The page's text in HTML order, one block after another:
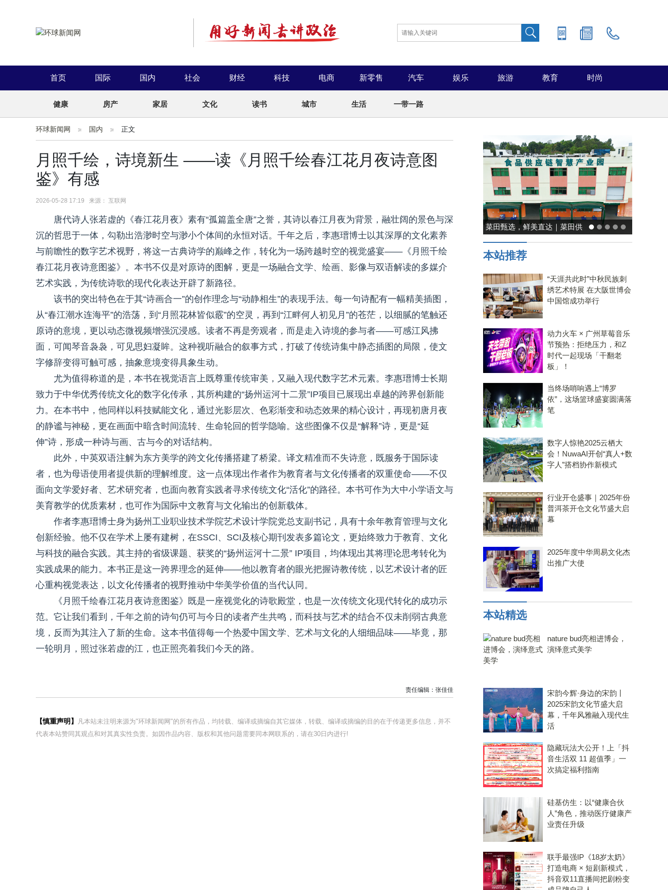
首页 国际 国内 社会 财经 科技 电商 新零售 汽车 娱乐 旅游 教育 时尚
健康 房产 家居 文化 读书 城市 生活 一带一路
环球新闻网 国内 正文
月照千绘，诗境新生 ——读《月照千绘春江花月夜诗意图
鉴》有感
2026-05-28 17:19 来源： 互联网
唐代诗人张若虚的《春江花月夜》素有“孤篇盖全唐”之誉，其诗以春江月夜为背景，融壮阔的景色与深
沉的哲思于一体，勾勒出浩渺时空与渺小个体间的永恒对话。千年之后，李惠瑨博士以其深厚的文化素养
与前瞻性的数字艺术视野，将这一古典诗学的巅峰之作，转化为一场跨越时空的视觉盛宴——《月照千绘
春江花月夜诗意图鉴》。本书不仅是对原诗的图解，更是一场融合文学、绘画、影像与双语解读的多媒介
艺术实践，为传统诗歌的现代化表达开辟了新路径。
该书的突出特色在于其“诗画合一”的创作理念与“动静相生”的表现手法。每一句诗配有一幅精美插图，
从“春江潮水连海平”的浩荡，到“月照花林皆似霰”的空灵，再到“江畔何人初见月”的苍茫，以细腻的笔触还
原诗的意境，更以动态微视频增强沉浸感。读者不再是旁观者，而是走入诗境的参与者——可感江风拂
面，可闻琴音袅袅，可见思妇凝眸。这种视听融合的叙事方式，打破了传统诗集中静态插图的局限，使文
字修辞变得可触可感，抽象意境变得具象生动。
尤为值得称道的是，本书在视觉语言上既尊重传统审美，又融入现代数字艺术元素。李惠瑨博士长期
致力于中华优秀传统文化的数字化传承，其所构建的“扬州运河十二景”IP项目已展现出卓越的跨界创新能
力。在本书中，他同样以科技赋能文化，通过光影层次、色彩渐变和动态效果的精心设计，再现初唐月夜
的静谧与神秘，更在画面中暗含时间流转、生命轮回的哲学隐喻。这些图像不仅是“解释”诗，更是“延
伸”诗，形成一种诗与画、古与今的对话结构。
此外，中英双语注解为东方美学的跨文化传播搭建了桥梁。译文精准而不失诗意，既服务于国际读
者，也为母语使用者提供新的理解维度。这一点体现出作者作为教育者与文化传播者的双重使命——不仅
面向文学爱好者、艺术研究者，也面向教育实践者寻求传统文化“活化”的路径。本书可作为大中小学语文与
美育教学的优质素材，也可作为国际中文教育与文化输出的创新载体。
作者李惠瑨博士身为扬州工业职业技术学院艺术设计学院党总支副书记，具有十余年教育管理与文化
创新经验。他不仅在学术上屡有建树，在SSCI、SCI及核心期刊发表多篇论文，更始终致力于教育、文化
与科技的融合实践。其主持的省级课题、获奖的“扬州运河十二景” IP项目，均体现出其将理论思考转化为
实践成果的能力。本书正是这一跨界理念的延伸——他以教育者的眼光把握诗教传统，以艺术设计者的匠
心重构视觉表达，以文化传播者的视野推动中华美学价值的当代认同。
《月照千绘春江花月夜诗意图鉴》既是一座视觉化的诗歌殿堂，也是一次传统文化现代转化的成功示
范。它让我们看到，千年之前的诗句仍可与今日的读者产生共鸣，而科技与艺术的结合不仅未削弱古典意
境，反而为其注入了新的生命。这本书值得每一个热爱中国文学、艺术与文化的人细细品味——毕竟，那
一轮明月，照过张若虚的江，也正照亮着我们今天的路。
责任编辑：张佳佳
【慎重声明】
凡本站未注明来源为"环球新闻网"的所有作品，均转载、编译或摘编自其它媒体，转载、编译或摘编的目的在于传递更多信息，并不
代表本站赞同其观点和对其真实性负责。如因作品内容、版权和其他问题需要同本网联系的，请在30日内进行!
菜田甄选，鲜美直达｜菜田供
应链，重塑净菜新鲜标准
本站推荐
“天涯共此时”中秋民族刺
绣艺术特展 在大阪世博会
中国馆成功举行
动力火车 × 广州草莓音乐
节预热：拒绝压力，和Z
时代一起现场「干翻老
板」！
当终场哨响遇上“博罗
依”，这场篮球盛宴圆满落
笔
数字人惊艳2025云栖大
会！NuwaAI开创“真人+数
字人”搭档协作新模式
行业开仓盛事｜2025年份
普洱茶开仓文化节盛大启
幕
2025年度中华周易文化杰
出推广大使
本站精选
nature bud亮相进博会，
演绎意式美学
宋韵今辉·身边的宋韵丨
2025宋韵文化节盛大启
幕，千年风雅融入现代生
活
隐藏玩法大公开！上「抖
音生活双 11 超值季」一
次搞定福利指南
硅基仿生：以“健康合伙
人”角色，推动医疗健康产
业责任升级
联手最强IP《18岁太奶》
打造电商 × 短剧新模式，
抖音双11直播间把剧粉变